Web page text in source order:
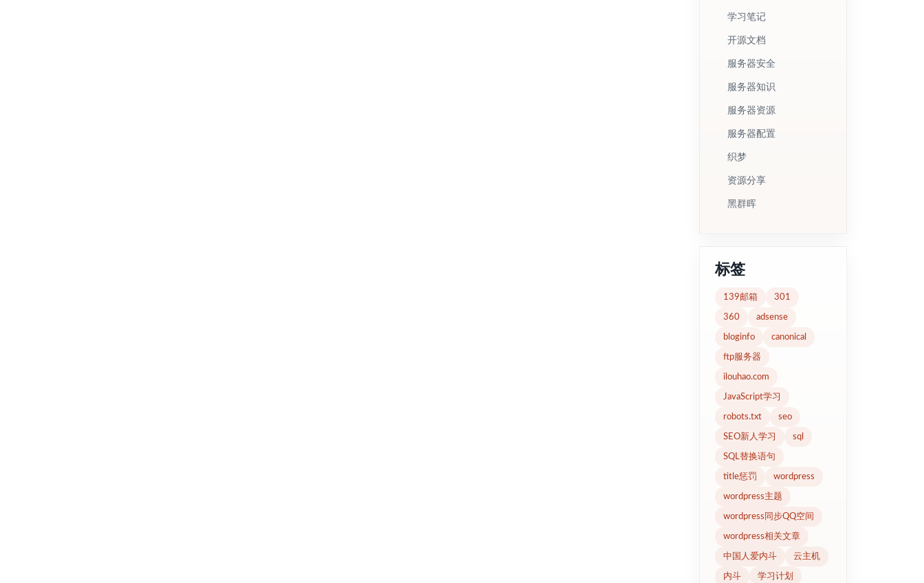
学习笔记
开源文档
服务器安全
服务器知识
服务器资源
服务器配置
织梦
资源分享
黑群晖
标签
139邮箱 301
360 adsense
bloginfo canonical
ftp服务器
ilouhao.com
JavaScript学习
robots.txt seo
SEO新人学习 sql
SQL替换语句
title惩罚 wordpress
wordpress主题
wordpress同步QQ空间
wordpress相关文章
中国人爱内斗 云主机
内斗 学习计划